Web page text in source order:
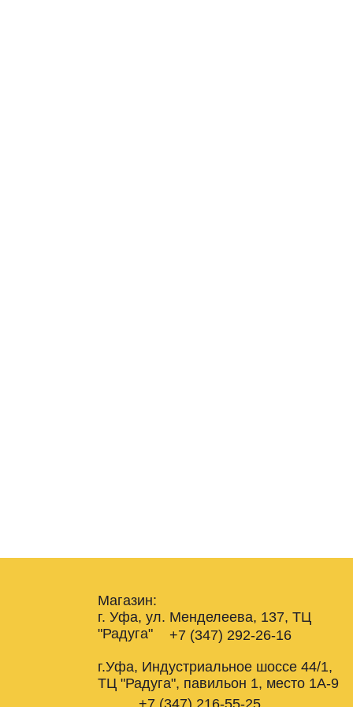
Магазин:
г. Уфа, ул. Менделеева, 137, ТЦ
"Радуга"
г.Уфа, Индустриальное шоссе 44/1,
ТЦ "Радуга", павильон 1, место 1А-9
+7 (347) 216-55-25
+7 (347) 292-26-16